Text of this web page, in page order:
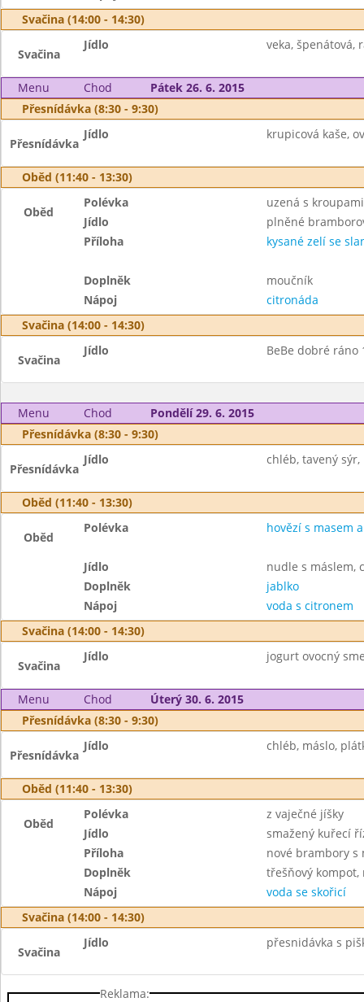
Svačina (14:00 - 14:30)
Svačina
Jídlo veka, špenátová,
Menu Chod
Pátek 26. 6. 2015
Přesnídávka (8:30 - 9:30)
Přesnídávka
Jídlo krupicová kaše,
Oběd (11:40 - 13:30)
Oběd
Polévka
uzená s kroupami
Jídlo
plněné
Příloha
kysané zelí se
Doplněk
moučník
Nápoj
citronáda
Svačina (14:00 - 14:30)
Svačina
Jídlo BeBe dobré ráno
Menu Chod
Pondělí 29. 6. 2015
Přesnídávka (8:30 - 9:30)
Přesnídávka
Jídlo chléb, tavený
Oběd (11:40 - 13:30)
Oběd
Polévka hovězí s masem
Jídlo
nudle s máslem,
Doplněk
jablko
Nápoj
voda s citronem
Svačina (14:00 - 14:30)
Svačina
Jídlo jogurt ovocný
Menu Chod
Úterý 30. 6. 2015
Přesnídávka (8:30 - 9:30)
Přesnídávka
Jídlo chléb, máslo,
Oběd (11:40 - 13:30)
Oběd
Polévka
z vaječné jíšky
Jídlo
smažený kuřecí
Příloha
nové brambory s
Doplněk
třešňový kompot,
Nápoj
voda se skořicí
Svačina (14:00 - 14:30)
Svačina
Jídlo přesnidávka s
Reklama: